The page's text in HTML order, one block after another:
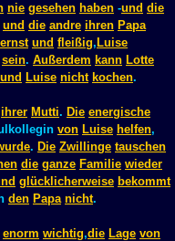
nie gesehen haben -und die
und die andre ihren Papa
ernst und fleißig, Luise
sein. Außerdem kann Lotte
und Luise nicht kochen.
ihrer Mutti. Die energische
von Luise helfen,
. Die Zwillinge tauschen
die ganze Familie wieder
glücklicherweise bekommt
den Papa nicht.
enorm wichtig,die Lage von